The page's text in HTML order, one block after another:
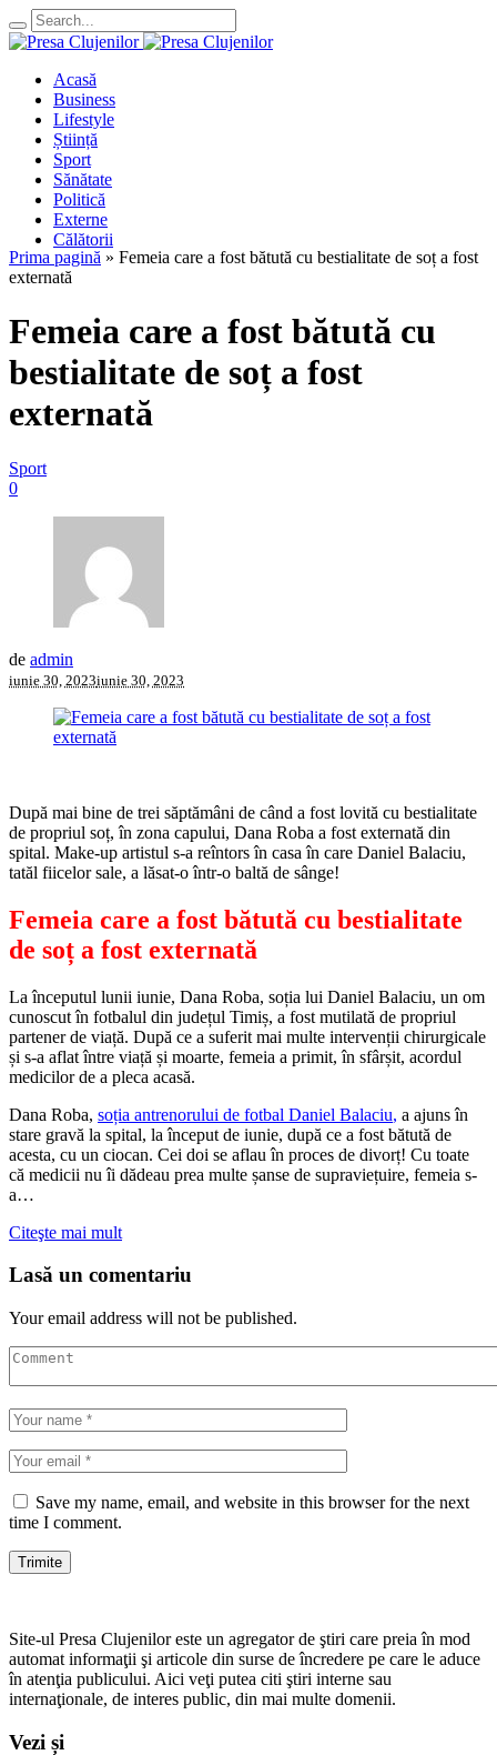
Acasă
Business
Lifestyle
Știință
Sport
Sănătate
Politică
Externe
Călătorii
Prima pagină » Femeia care a fost bătută cu bestialitate de soț a fost
externată
Femeia care a fost bătută cu
bestialitate de soț a fost
externată
Sport
0
de admin
iunie 30, 2023iunie 30, 2023
După mai bine de trei săptămâni de când a fost lovită cu bestialitate
de propriul soț, în zona capului, Dana Roba a fost externată din
spital. Make-up artistul s-a reîntors în casa în care Daniel Balaciu,
tatăl fiicelor sale, a lăsat-o într-o baltă de sânge!
Femeia care a fost bătută cu bestialitate
de soț a fost externată
La începutul lunii iunie, Dana Roba, soția lui Daniel Balaciu, un om
cunoscut în fotbalul din județul Timiș, a fost mutilată de propriul
partener de viață. După ce a suferit mai multe intervenții chirurgicale
și s-a aflat între viață și moarte, femeia a primit, în sfârșit, acordul
medicilor de a pleca acasă.
Dana Roba, soția antrenorului de fotbal Daniel Balaciu, a ajuns în
stare gravă la spital, la început de iunie, după ce a fost bătută de
acesta, cu un ciocan. Cei doi se aflau în proces de divorț! Cu toate
că medicii nu îi dădeau prea multe șanse de supraviețuire, femeia s-
a…
Citeşte mai mult
Lasă un comentariu
Your email address will not be published.
Save my name, email, and website in this browser for the next
time I comment.
Site-ul Presa Clujenilor este un agregator de ştiri care preia în mod
automat informaţii şi articole din surse de încredere pe care le aduce
în atenţia publicului. Aici veţi putea citi ştiri interne sau
internaţionale, de interes public, din mai multe domenii.
Vezi și